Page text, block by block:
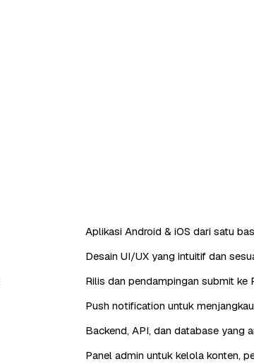
Aplikasi Android & iOS dari satu
Desain UI/UX yang intuitif dan
Rilis dan pendampingan submit ke
Push notification untuk
Backend, API, dan database yang
Panel admin untuk kelola konten,